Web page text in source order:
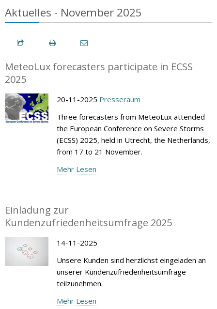
Aktuelles - November 2025
MeteoLux forecasters participate in ECSS
2025
20-11-2025 Presseraum
Three forecasters from MeteoLux attended
the European Conference on Severe Storms
(ECSS) 2025, held in Utrecht, the Netherlands,
from 17 to 21 November.
Mehr Lesen
Einladung zur
Kundenzufriedenheitsumfrage 2025
14-11-2025
Unsere Kunden sind herzlichst eingeladen an
unserer Kundenzufriedenheitsumfrage
teilzunehmen.
Mehr Lesen